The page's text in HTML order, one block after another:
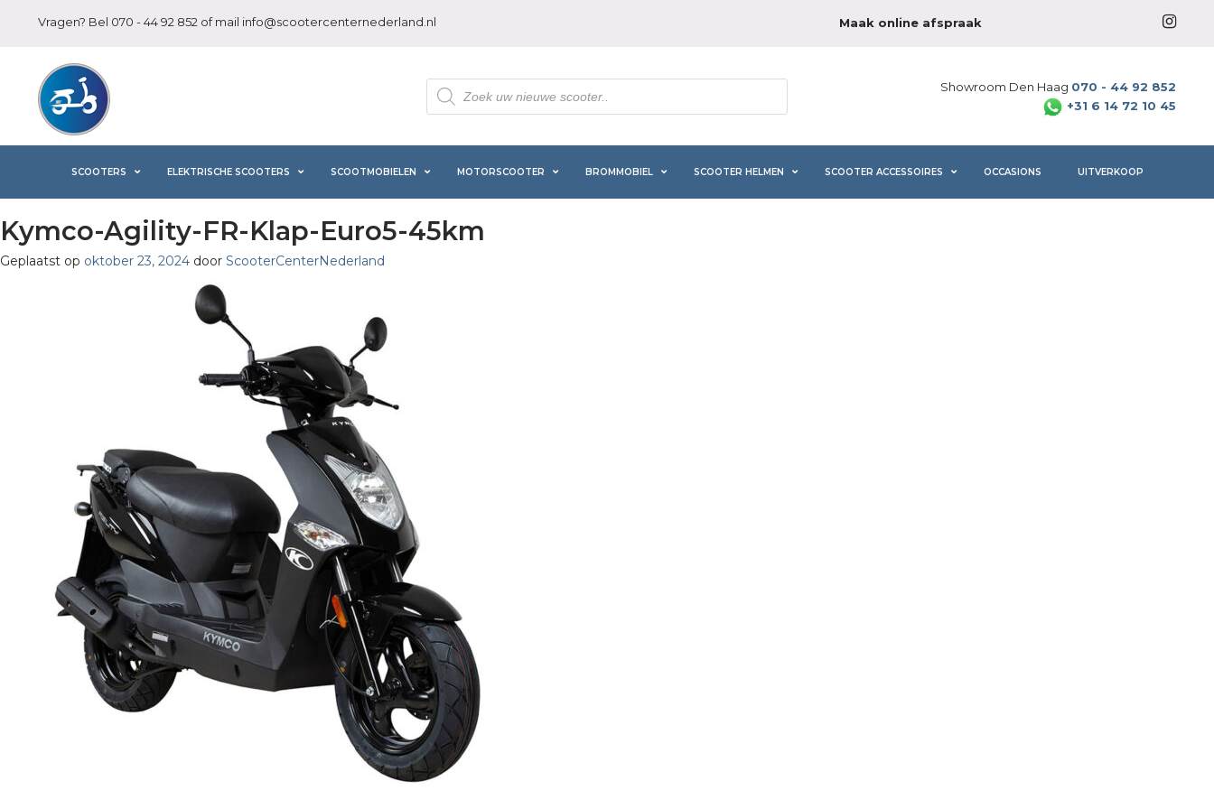
Vragen? Bel 070 - 44 92 852 of mail info@scootercenternederland.nl Maak online afspraak
Producten
zoeken
Showroom Den Haag 070 - 44 92 852
+31 6 14 72 10 45
SCOOTERS ELEKTRISCHE SCOOTERS SCOOTMOBIELEN MOTORSCOOTER BROMMOBIEL SCOOTER HELMEN SCOOTER ACCESSOIRES OCCASIONS UITVERKOOP
Kymco-Agility-FR-Klap-Euro5-45km
Geplaatst op oktober 23, 2024 door ScooterCenterNederland